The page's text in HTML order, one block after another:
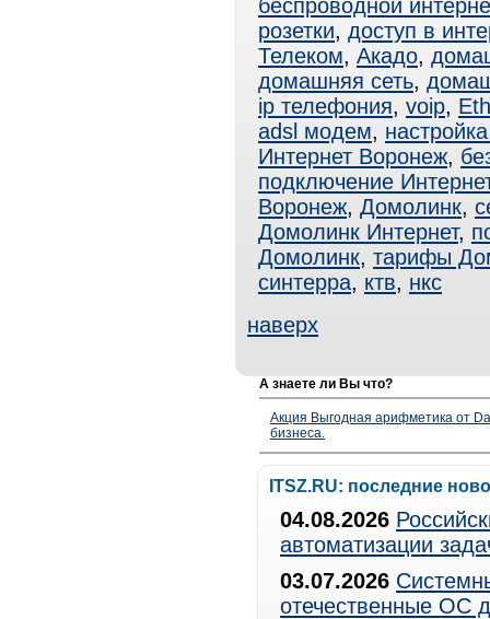
беспроводной
розетки, доступ в
Телеком, Акадо,
домашняя сеть,
ip телефония, voip,
adsl модем,
Интернет Воронеж,
подключение
Воронеж, Домолинк,
Домолинк Интернет,
Домолинк, тарифы
синтерра, ктв, нкс
наверх
А знаете ли Вы что?
Акция Выгодная арифметика от
бизнеса.
ITSZ.RU: последние
04.08.2026
автоматизации
03.07.2026
отечественные ОС